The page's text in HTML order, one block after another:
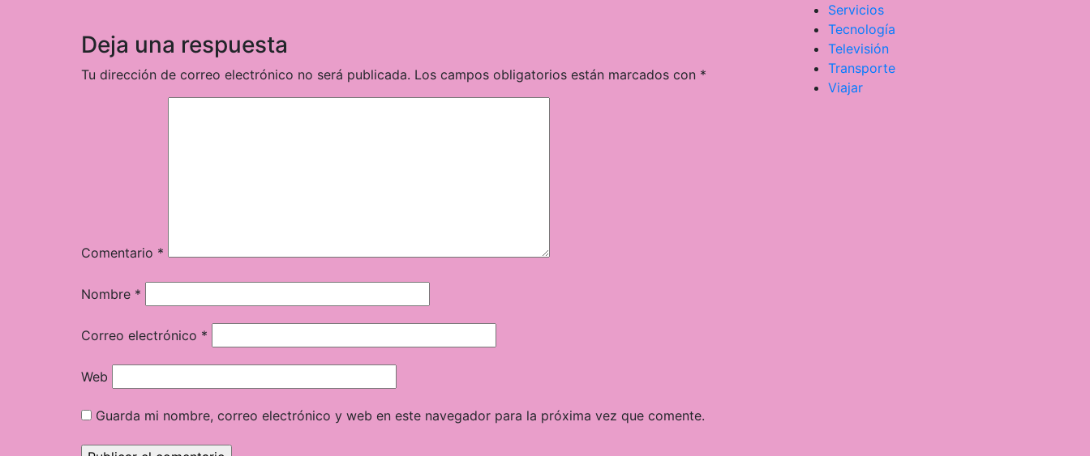
Deja una respuesta
Tu dirección de correo electrónico no será publicada. Los campos obligatorios están marcados con *
Comentario *
Nombre *
Correo electrónico *
Web
Guarda mi nombre, correo electrónico y web en este navegador para la próxima vez que comente.
Servicios
Tecnología
Televisión
Transporte
Viajar